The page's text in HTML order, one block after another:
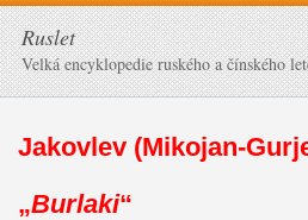
Ruslet
Velká encyklopedie ruského a čínského
Jakovlev (Mikojan-
„Burlaki“